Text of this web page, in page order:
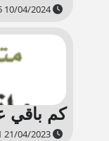
10/04/2024 12:05 صباحاً - 12:05 صباحاً
كم باقي